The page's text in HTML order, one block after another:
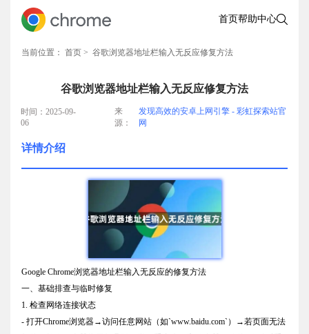
首页帮助中心
当前位置： 首页 > 谷歌浏览器地址栏输入无反应修复方法
谷歌浏览器地址栏输入无反应修复方法
时间：2025-09-
06
来
源：
发现高效的安卓上网引擎 - 彩虹探索站官
网
详情介绍
Google Chrome浏览器地址栏输入无反应的修复方法
一、基础排查与临时修复
1. 检查网络连接状态
- 打开Chrome浏览器→访问任意网站（如`www.baidu.com`）→若页面无法